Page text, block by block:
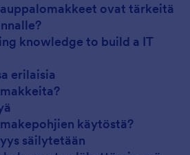
ovat tärkeitä
knowledge to build a IT
erilaisia
käytöstä?
säilytetään